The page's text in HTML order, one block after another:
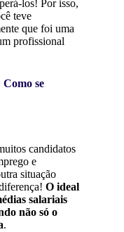
los! Por isso,
teve
que foi uma
profissional
se
candidatos
e
situação
O ideal
salariais
não só o
.